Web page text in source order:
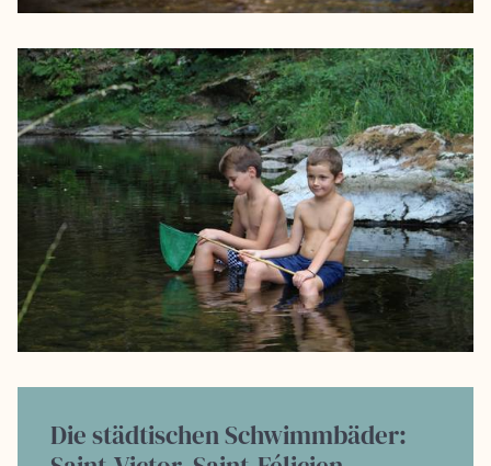
Die städtischen Schwimmbäder: